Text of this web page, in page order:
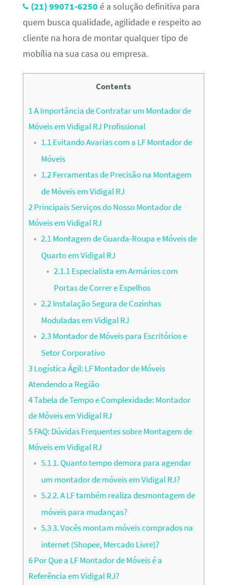
(21) 99071-6250 é a solução definitiva para
quem busca qualidade, agilidade e respeito ao
cliente na hora de montar qualquer tipo de
mobília na sua casa ou empresa.
Contents
1A Importância de Contratar um Montador de
Móveis em Vidigal RJ Profissional
1.1Evitando Avarias com a LF Montador de
Móveis
1.2Ferramentas de Precisão na Montagem
de Móveis em Vidigal RJ
2Principais Serviços do Nosso Montador de
Móveis em Vidigal RJ
2.1Montagem de Guarda-Roupa e Móveis de
Quarto em Vidigal RJ
2.1.1Especialista em Armários com
Portas de Correr e Espelhos
2.2Instalação Segura de Cozinhas
Moduladas em Vidigal RJ
2.3Montador de Móveis para Escritórios e
Setor Corporativo
3Logística Ágil: LF Montador de Móveis
Atendendo a Região
4Tabela de Tempo e Complexidade: Montador
de Móveis em Vidigal RJ
5FAQ: Dúvidas Frequentes sobre Montagem de
Móveis em Vidigal RJ
5.11. Quanto tempo demora para agendar
um montador de móveis em Vidigal RJ?
5.22. A LF também realiza desmontagem de
móveis para mudanças?
5.33. Vocês montam móveis comprados na
internet (Shopee, Mercado Livre)?
6Por Que a LF Montador de Móveis é a
Referência em Vidigal RJ?